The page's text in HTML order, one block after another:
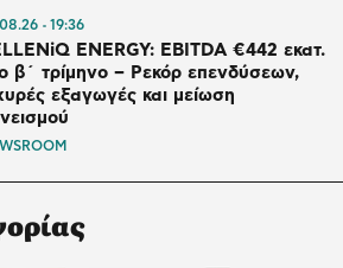
19:36
ENERGY: EBITDA €442 εκατ.
β΄ τρίμηνο – Ρεκόρ επενδύσεων,
εξαγωγές και μείωση